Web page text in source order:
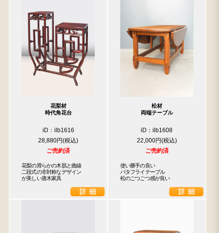
花梨材
時代角花台
iD：ilb1616
28,880円
ご売約済
花梨の滑らかの木肌と曲線
二段式の非対称なデザイン
が美しい唐木家具
松材
両端テーブル
iD：ilb1608
22,000円
ご売約済
使い勝手の良い
バタフライテーブル
松のごつごつ感が良い